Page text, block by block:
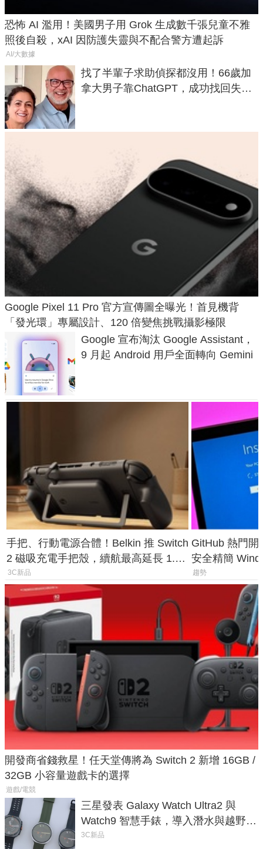
恐怖 AI 濫用！美國男子用 Grok 生成數千張兒童不雅
照後自殺，xAI 因防護失靈與不配合警方遭起訴
AI/大數據
找了半輩子求助偵探都沒用！66歲加
拿大男子靠ChatGPT，成功找回失散
Google Pixel 11 Pro 官方宣傳圖全曝光！首見機背
「發光環」專屬設計、120 倍變焦挑戰攝影極限
Google 宣布淘汰 Google Assistant，
9 月起 Android 用戶全面轉向 Gemini
手把、行動電源合體！Belkin 推 Switch
2 磁吸充電手把殼，續航最高延長 1.5
倍
3C新品
GitHub 熱門開
安全精簡
後台追蹤
趨勢
開發商省錢救星！任天堂傳將為 Switch 2 新增 16GB /
32GB 小容量遊戲卡的選擇
遊戲/電競
三星發表 Galaxy Watch Ultra2 與
Watch9 智慧手錶，導入潛水與越野跑
導航功能
3C新品